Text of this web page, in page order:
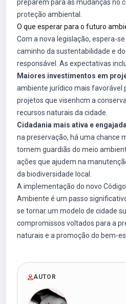
preparem para as mudanças no
proteção ambiental.
O que esperar para o futuro
Com a nova legislação, espera-
caminho da sustentabilidade e
responsável. As expectativas
Maiores investimentos em
ambiente jurídico mais favorável
projetos que visenhcm a
recursos naturais da cidade.
Cidadania mais ativa e
na preservação, há uma chance
tornem guardiãs do meio
ações que ajudem na
da biodiversidade local.
A implementação do novo
Ambiente é um passo
se tornar um modelo de cidade
compromissos voltados para a
naturais e a promoção do bem-
AUTOR